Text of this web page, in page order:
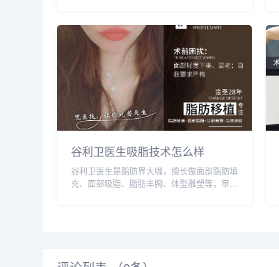
案例。...
谷利卫医生吸脂技术怎么样
谷利卫医生是脂肪界大咖，擅长做面部脂肪填
充、面部吸脂、脂肪丰胸、体型雕塑等，审美